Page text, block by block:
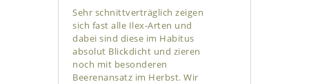
Sehr schnittverträglich zeigen
sich fast alle Ilex-Arten und
dabei sind diese im Habitus
absolut Blickdicht und zieren
noch mit besonderen
Beerenansatz im Herbst. Wir